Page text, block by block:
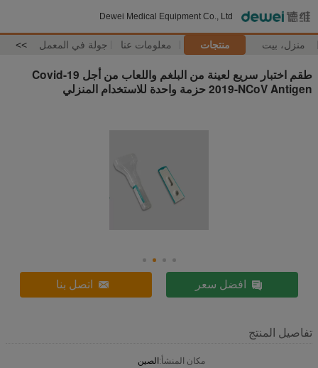
Dewei Medical Equipment Co., Ltd
منزل، بيت منتجات معلومات عنا جولة في المعمل >>
طقم اختبار سريع لعينة من البلغم واللعاب من أجل Covid-19
2019-NCoV Antigen حزمة واحدة للاستخدام المنزلي
افضل سعر اتصل بنا
تفاصيل المنتج
مكان المنشأ:الصين